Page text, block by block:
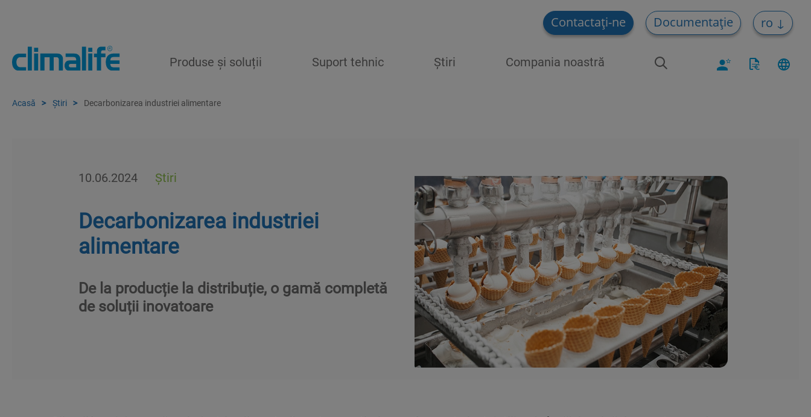
Contactați-ne Documentație ro
Produse și soluții Suport tehnic Știri Compania noastră
Acasă Știri Decarbonizarea industriei alimentare
10.06.2024 Știri
Decarbonizarea industriei
alimentare
De la producție la distribuție, o gamă completă
de soluții inovatoare